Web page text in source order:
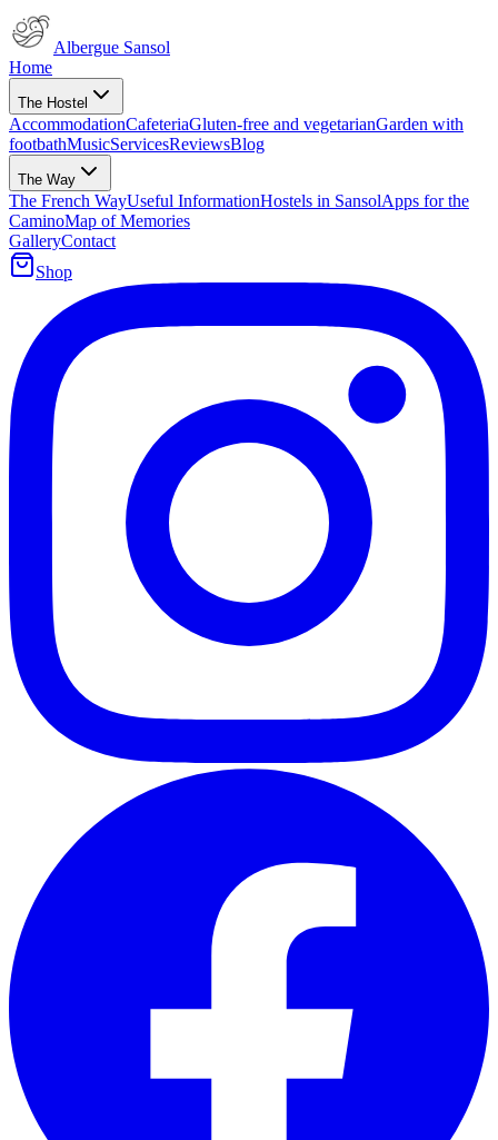
Albergue Sansol
Home
The Hostel
AccommodationCafeteriaGluten-free and vegetarianGarden with
footbathMusicServicesReviewsBlog
The Way
The French WayUseful InformationHostels in SansolApps for the
CaminoMap of Memories
GalleryContact
Shop